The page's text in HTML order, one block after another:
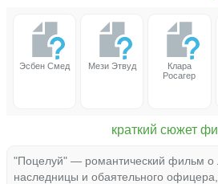
Эсбен Смед Мези Этвуд
Клара
Росагер
краткий сюжет
"Поцелуй" — романтический фильм
наследницы и обаятельного офицера,